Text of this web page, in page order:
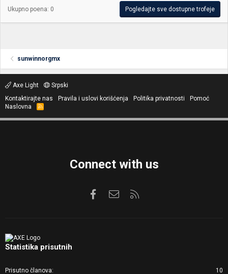
Ukupno poena: 0 Pogledajte sve dostupne trofeje
sunwinnorgmx
Axe Light
Srpski
Kontaktirajte nas
Pravila i uslovi korišćenja Politika privatnosti
Pomoć
Naslovna
R
S
Connect with us
FacebookKontaktirajte nas
Statistika prisutnih
Prisutno članova 10